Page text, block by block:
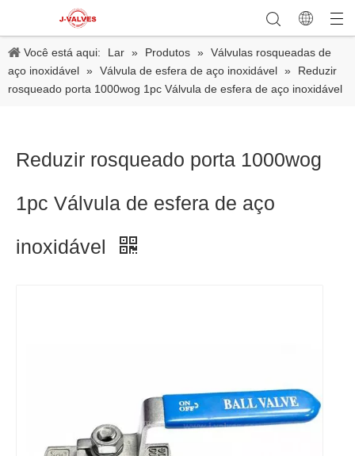
Você está aqui: Lar » Produtos » Válvulas rosqueadas de
aço inoxidável » Válvula de esfera de aço inoxidável »
Reduzir
rosqueado porta 1000wog 1pc Válvula de esfera de aço inoxidável
Reduzir rosqueado porta 1000wog
1pc Válvula de esfera de aço
inoxidável